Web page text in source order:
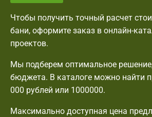
Чтобы получить точный расчет
бани, оформите заказ в онлайн-
проектов.
Мы подберем оптимальное
бюджета. В каталоге можно найти
000 рублей или 1000000.
Максимально доступная цена